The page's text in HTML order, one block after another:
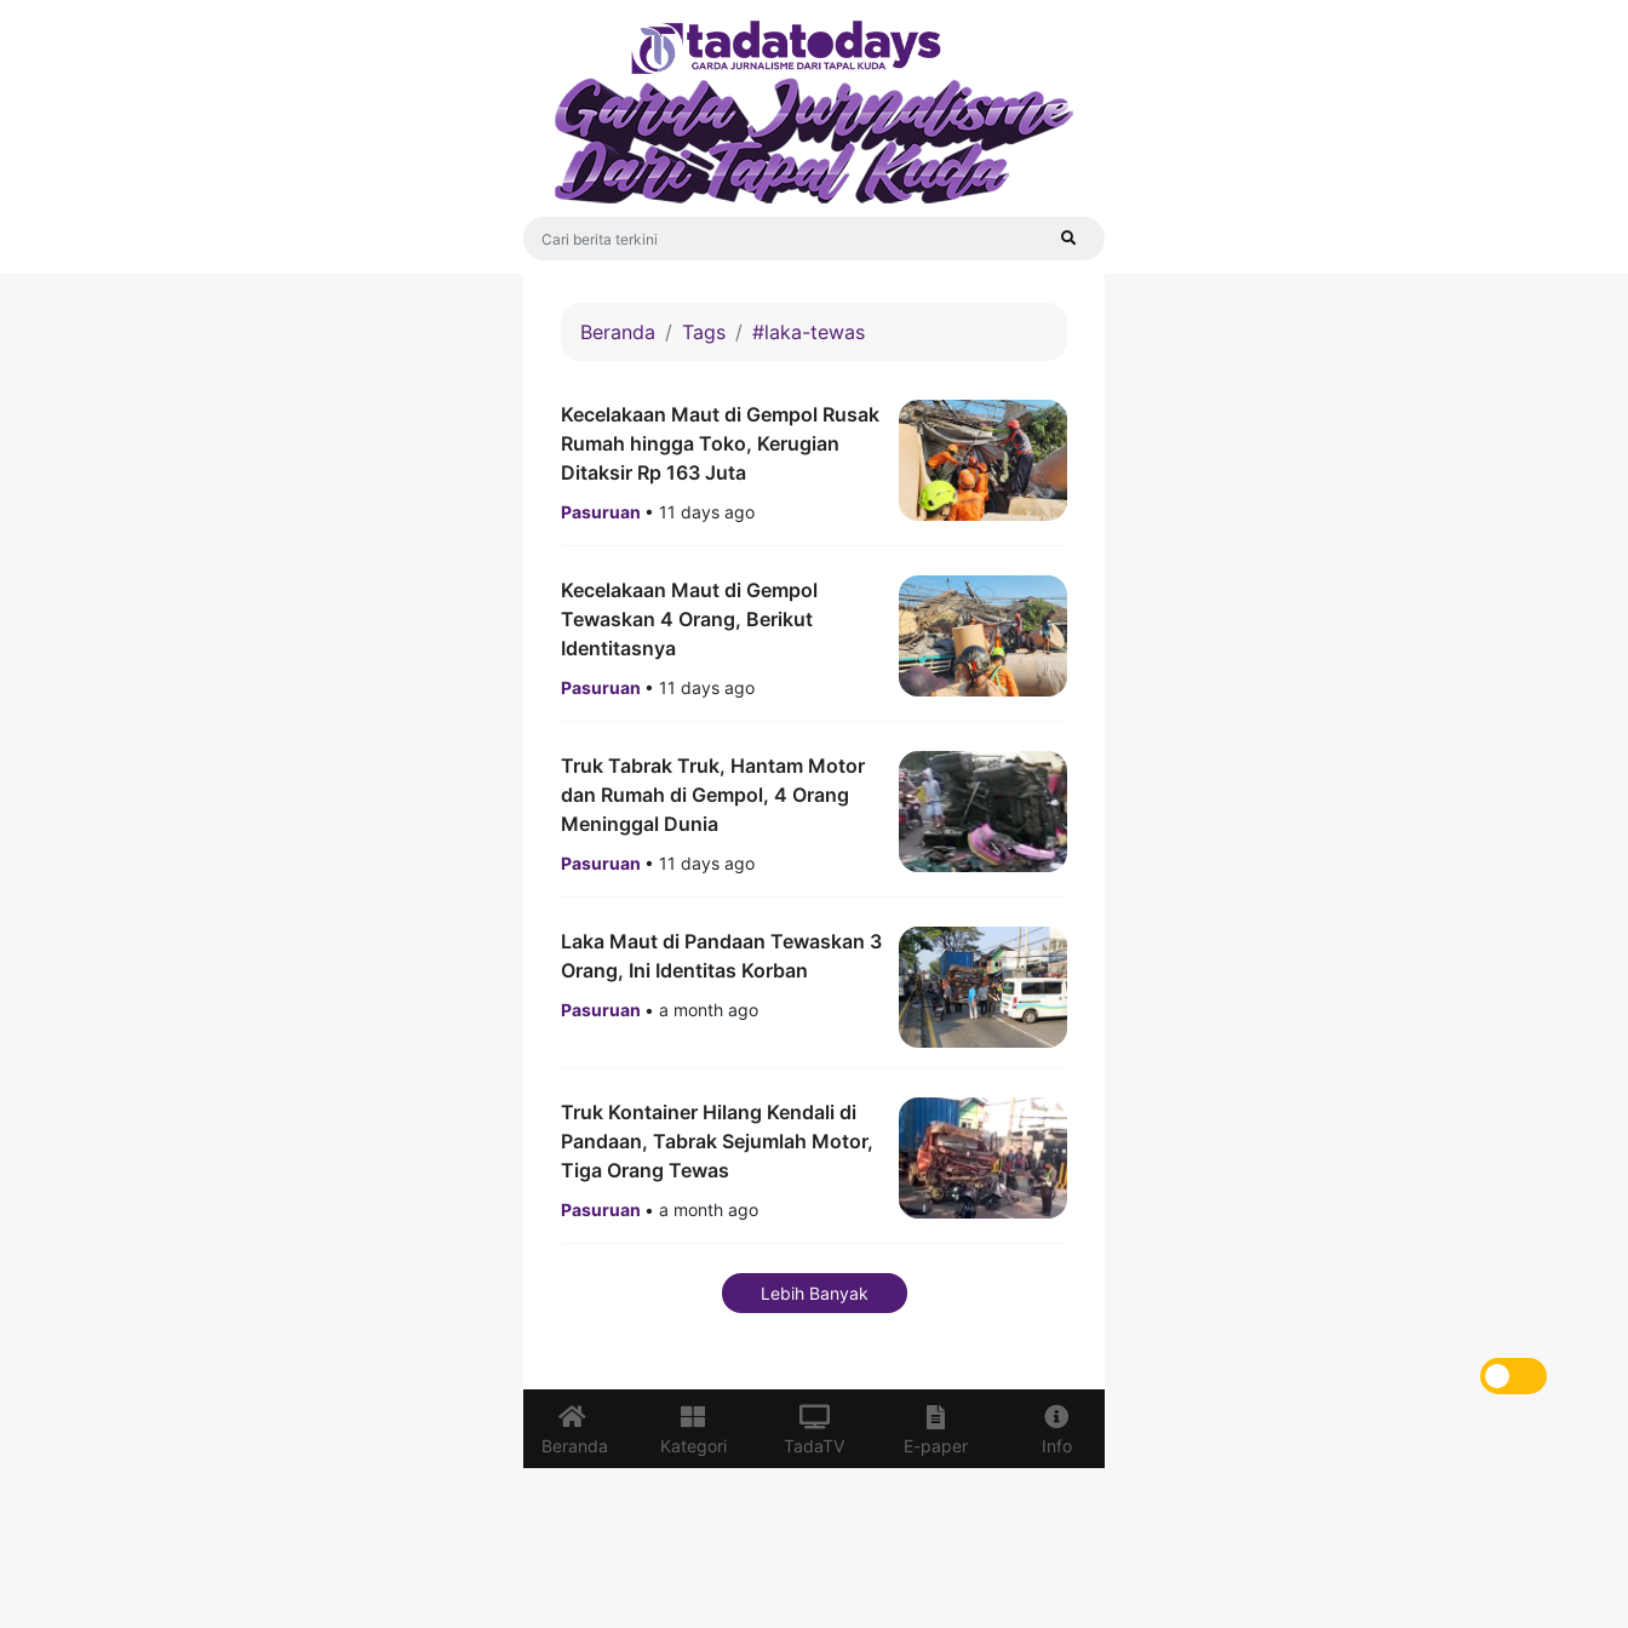
Beranda Tags #laka-tewas
Kecelakaan Maut di Gempol Rusak
Rumah hingga Toko, Kerugian
Ditaksir Rp 163 Juta
Pasuruan • 11 days ago
Kecelakaan Maut di Gempol
Tewaskan 4 Orang, Berikut
Identitasnya
Pasuruan • 11 days ago
Truk Tabrak Truk, Hantam Motor
dan Rumah di Gempol, 4 Orang
Meninggal Dunia
Pasuruan • 11 days ago
Laka Maut di Pandaan Tewaskan 3
Orang, Ini Identitas Korban
Pasuruan • a month ago
Truk Kontainer Hilang Kendali di
Pandaan, Tabrak Sejumlah Motor,
Tiga Orang Tewas
Pasuruan • a month ago
Lebih Banyak
Beranda Kategori TadaTV E-paper Info